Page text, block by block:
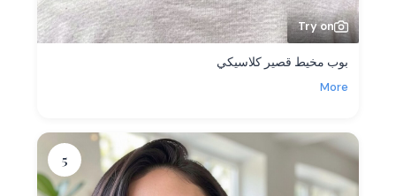
Try on
بوب مخيط قصير كلاسيكي
More
5